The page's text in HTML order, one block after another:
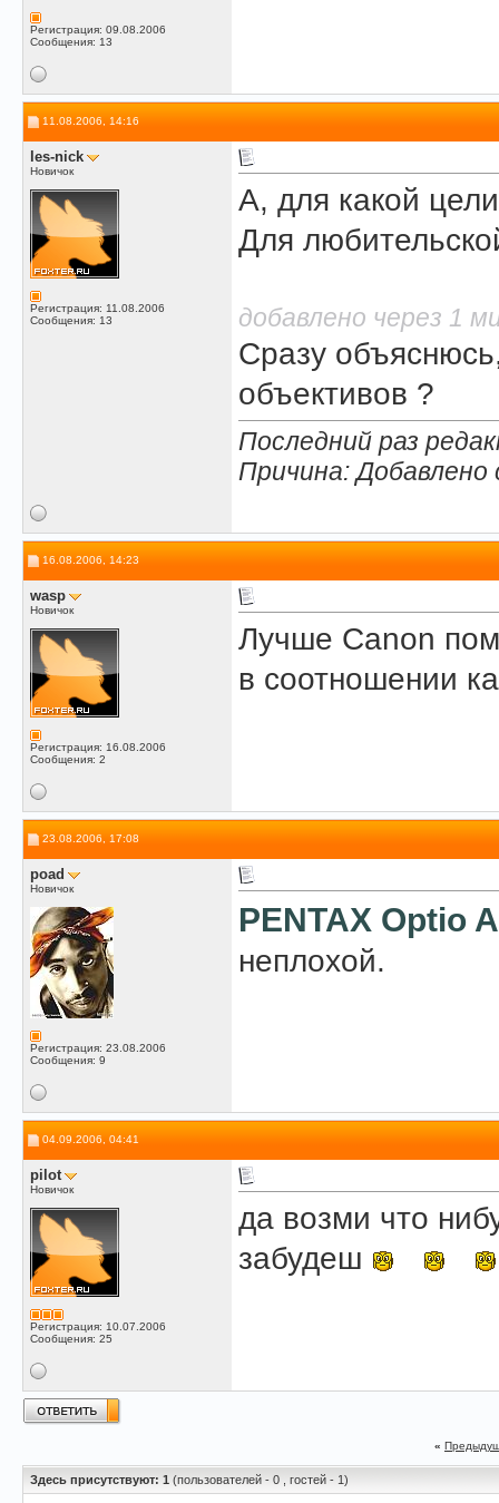
Регистрация: 09.08.2006
Сообщения: 13
11.08.2006, 14:16
les-nick
Новичок
Регистрация: 11.08.2006
Сообщения: 13
А, для какой
Для
добавлено через 1
Сразу
объективов ?
Последний раз
Причина:
16.08.2006, 14:23
wasp
Новичок
Регистрация: 16.08.2006
Сообщения: 2
Лучше Canon
в соотношении
23.08.2006, 17:08
poad
Новичок
Регистрация: 23.08.2006
Сообщения: 9
PENTAX Optio
неплохой.
04.09.2006, 04:41
pilot
Новичок
Регистрация: 10.07.2006
Сообщения: 25
да возми что
забудеш
«
Здесь присутствуют: 1 (пользователей - 0 , гостей - 1)